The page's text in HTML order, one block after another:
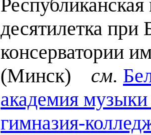
десятилетка при
консерватории
(Минск) см.
академия
гимназия-